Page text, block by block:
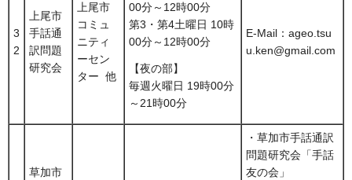
3
2
上尾市
手話通
訳問題
研究会
上尾市
コミュ
ニティ
ーセン
ター 他
00分～12時00分
第3・第4土曜日 10時
00分～12時00分
【夜の部】
毎週火曜日 19時00分
～21時00分
E-Mail：ageo.tsu
u.ken@gmail.com
草加市
・草加市手話通訳
問題研究会「手話
友の会」